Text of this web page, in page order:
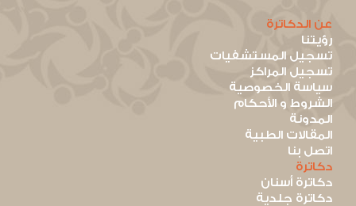
عن الدكاترة
رؤيتنا
تسجيل المستشفيات
تسجيل المراكز
سياسة الخصوصية
الشروط و الأحكام
المدونة
المقالات الطبية
اتصل بنا
دكاترة
دكاترة أسنان
دكاترة جلدية